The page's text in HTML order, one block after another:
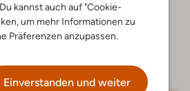
kannst auch auf "Cookie-
um mehr Informationen zu
Präferenzen anzupassen.
Einverstanden und weiter